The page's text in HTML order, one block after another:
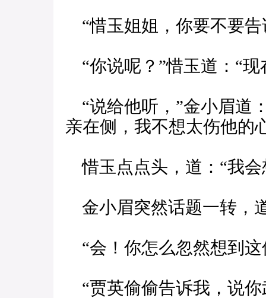
“惜玉姐姐，你要不要告
“你说呢？”惜玉道：“
“说给他听，”金小眉道
亲在侧，我不想太伤他的
惜玉点点头，道：“我会
金小眉突然话题一转，
“会！你怎么忽然想到这
“贾英偷偷告诉我，说你